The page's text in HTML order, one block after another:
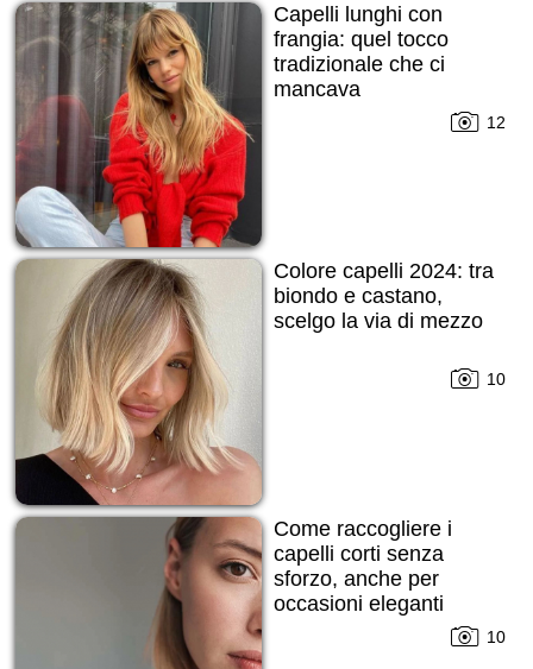
Capelli lunghi con
frangia: quel tocco
tradizionale che ci
mancava
12
Colore capelli 2024: tra
biondo e castano,
scelgo la via di mezzo
10
Come raccogliere i
capelli corti senza
sforzo, anche per
occasioni eleganti
10